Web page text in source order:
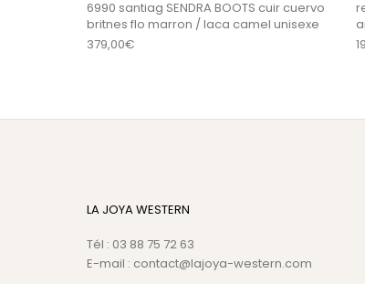
6990 santiag SENDRA BOOTS cuir cuervo
britnes flo marron / laca camel unisexe
379,00€
LA JOYA WESTERN
Tél : 03 88 75 72 63
E-mail : contact@lajoya-western.com